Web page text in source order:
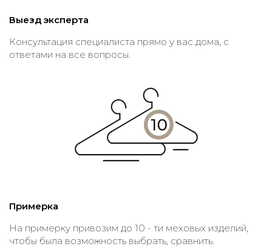
Выезд эксперта
Консультация специалиста прямо у вас дома, с
ответами на все вопросы.
Примерка
На примерку привозим до 10 - ти меховых изделий,
чтобы была возможность выбрать, сравнить.